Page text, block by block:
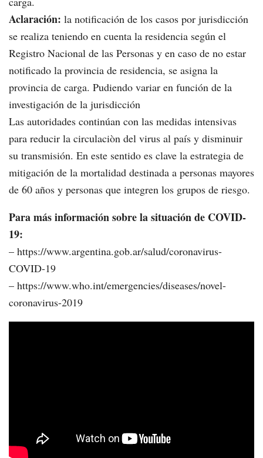
Aclaración: la notificación de los casos por jurisdicción
se realiza teniendo en cuenta la residencia según el
Registro Nacional de las Personas y en caso de no estar
notificado la provincia de residencia, se asigna la
provincia de carga. Pudiendo variar en función de la
investigación de la jurisdicción
Las autoridades continúan con las medidas intensivas
para reducir la circulaciòn del virus al país y disminuir
su transmisión. En este sentido es clave la estrategia de
mitigación de la mortalidad destinada a personas mayores
de 60 años y personas que integren los grupos de riesgo.
Para más información sobre la situación de COVID-
19:
– https://www.argentina.gob.ar/salud/coronavirus-
COVID-19
– https://www.who.int/emergencies/diseases/novel-
coronavirus-2019